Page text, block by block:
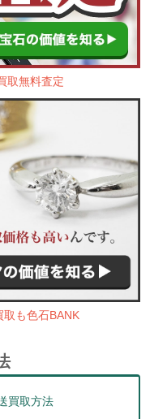
取無料査定
取も色石BANK
買取方法